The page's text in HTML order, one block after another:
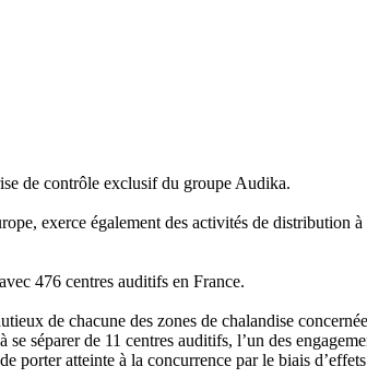
de contrôle exclusif du groupe Audika.
exerce également des activités de distribution
476 centres auditifs en France.
de chacune des zones de chalandise
séparer de 11 centres auditifs, l’un des
porter atteinte à la concurrence par le biais